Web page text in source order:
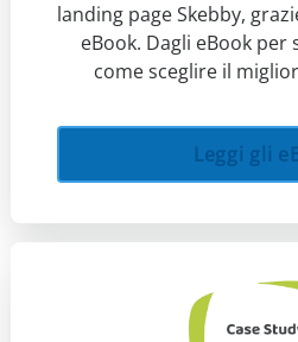
landing page Skebby,
eBook. Dagli eBook
come sceglire il
Leggi gli